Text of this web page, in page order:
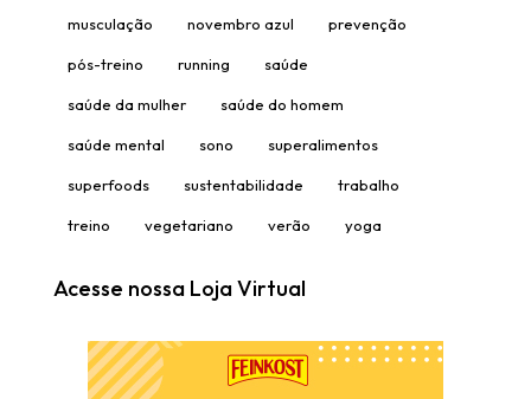
musculação novembro azul prevenção
pós-treino running saúde
saúde da mulher saúde do homem
saúde mental sono superalimentos
superfoods sustentabilidade trabalho
treino vegetariano verão yoga
Acesse nossa Loja Virtual